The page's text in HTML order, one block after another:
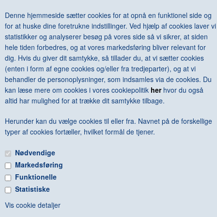
Denne hjemmeside sætter cookies for at opnå en funktionel side og
for at huske dine foretrukne indstillinger. Ved hjælp af cookies laver vi
statistikker og analyserer besøg på vores side så vi sikrer, at siden
hele tiden forbedres, og at vores markedsføring bliver relevant for
dig. Hvis du giver dit samtykke, så tillader du, at vi sætter cookies
(enten i form af egne cookies og/eller fra tredjeparter), og at vi
behandler de personoplysninger, som indsamles via de cookies. Du
kan læse mere om cookies i vores cookiepolitik herhvor du også
altid har mulighed for at trække dit samtykke tilbage.
Herunder kan du vælge cookies til eller fra. Navnet på de forskellige
typer af cookies fortæller, hvilket formål de tjener.
Nødvendige
Markedsføring
Funktionelle
Statistiske
Vis cookie detaljer
DKK 600,00
<--Forrige Næste-->
Antal varer: 3 Vis uden moms Anbefal Print
FRI FRAGT VED KØB OVER KR. 600 - © Copyright 2015 -
BOGGALLERIET - Hovedgaden 6B - 8410 Rønde - CVR: 88860314 -